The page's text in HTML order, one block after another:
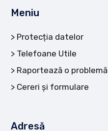
Meniu
Protecția datelor
Telefoane Utile
Raportează o problemă
Cereri și formulare
Adresă